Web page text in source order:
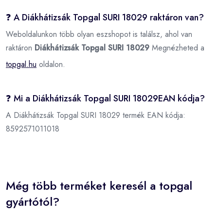
❓ A Diákhátizsák Topgal SURI 18029 raktáron van?
Weboldalunkon több olyan eszshopot is találsz, ahol van
raktáron Diákhátizsák Topgal SURI 18029 Megnézheted a
topgal.hu oldalon.
❓ Mi a Diákhátizsák Topgal SURI 18029EAN kódja?
A Diákhátizsák Topgal SURI 18029 termék EAN kódja:
8592571011018
Még több terméket keresél a topgal
gyártótól?